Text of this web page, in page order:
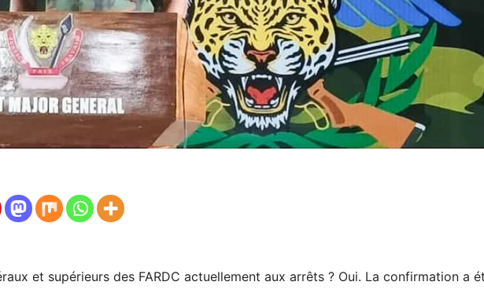
et supérieurs des FARDC actuellement aux arrêts ? Oui. La confirmation a